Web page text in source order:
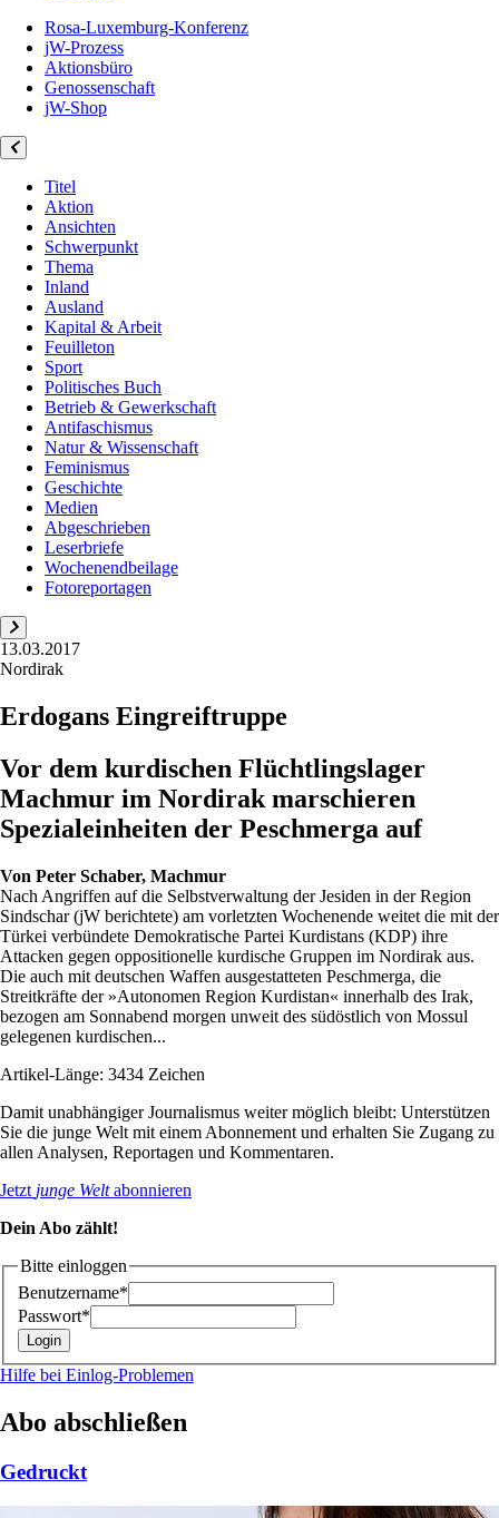
Rosa-Luxemburg-Konferenz
jW-Prozess
Aktionsbüro
Genossenschaft
jW-Shop
Titel
Aktion
Ansichten
Schwerpunkt
Thema
Inland
Ausland
Kapital & Arbeit
Feuilleton
Sport
Politisches Buch
Betrieb & Gewerkschaft
Antifaschismus
Natur & Wissenschaft
Feminismus
Geschichte
Medien
Abgeschrieben
Leserbriefe
Wochenendbeilage
Fotoreportagen
13.03.2017
Nordirak
Erdogans Eingreiftruppe
Vor dem kurdischen Flüchtlingslager
Machmur im Nordirak marschieren
Spezialeinheiten der Peschmerga auf
Von Peter Schaber, Machmur
Nach Angriffen auf die Selbstverwaltung der Jesiden in der Region
Sindschar (jW berichtete) am vorletzten Wochenende weitet die mit der
Türkei verbündete Demokratische Partei Kurdistans (KDP) ihre
Attacken gegen oppositionelle kurdische Gruppen im Nordirak aus.
Die auch mit deutschen Waffen ausgestatteten Peschmerga, die
Streitkräfte der »Autonomen Region Kurdistan« innerhalb des Irak,
bezogen am Sonnabend morgen unweit des südöstlich von Mossul
gelegenen kurdischen...
Artikel-Länge: 3434 Zeichen
Damit unabhängiger Journalismus weiter möglich bleibt: Unterstützen
Sie die junge Welt mit einem Abonnement und erhalten Sie Zugang zu
allen Analysen, Reportagen und Kommentaren.
Jetzt junge Weltabonnieren
Dein Abo zählt!
Bitte einloggen
Benutzername*
Passwort*
Hilfe bei Einlog-Problemen
Abo abschließen
Gedruckt